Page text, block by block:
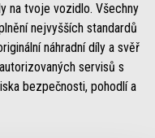
na tvoje vozidlo. Všechny
nejvyšších standardů
náhradní díly a svěř
servisů s
bezpečnosti, pohodlí a